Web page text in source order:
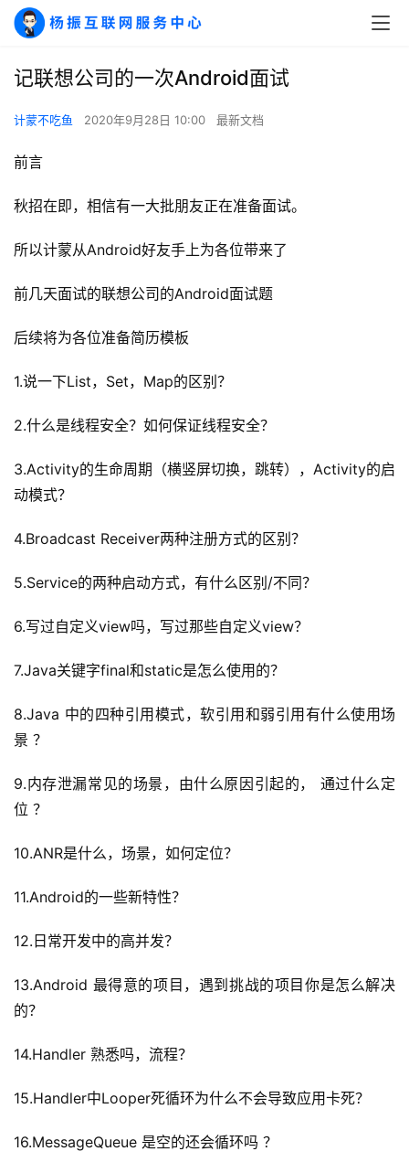
A
实
干
营
录
记联想公司的一次Android面试
计蒙不吃鱼 2020年9月28日 10:00 最新文档
前言
秋招在即，相信有一大批朋友正在准备面试。
所以计蒙从Android好友手上为各位带来了
前几天面试的联想公司的Android面试题
后续将为各位准备简历模板
1.说一下List，Set，Map的区别？
2.什么是线程安全？如何保证线程安全？
3.Activity的生命周期（横竖屏切换，跳转），Activity的启
动模式？
4.Broadcast Receiver两种注册方式的区别？
5.Service的两种启动方式，有什么区别/不同？
6.写过自定义view吗，写过那些自定义view？
7.Java关键字final和static是怎么使用的？
8.Java 中的四种引用模式，软引用和弱引用有什么使用场
景 ？
9.内存泄漏常见的场景，由什么原因引起的， 通过什么定
位 ？
10.ANR是什么，场景，如何定位？
11.Android的一些新特性？
12.日常开发中的高并发？
13.Android 最得意的项目，遇到挑战的项目你是怎么解决
的？
14.Handler 熟悉吗，流程？
15.Handler中Looper死循环为什么不会导致应用卡死？
16.MessageQueue 是空的还会循环吗 ？